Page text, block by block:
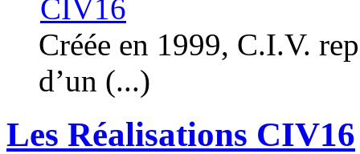
Créée en 1999, C.I.V.
d’un (...)
Les Réalisations CIV16